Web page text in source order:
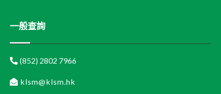
一般查詢
(852) 2802 7966
klsm@klsm.hk